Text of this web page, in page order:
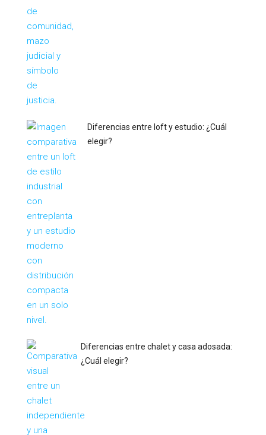
Diferencias entre loft y estudio: ¿Cuál
elegir?
Diferencias entre chalet y casa adosada:
¿Cuál elegir?